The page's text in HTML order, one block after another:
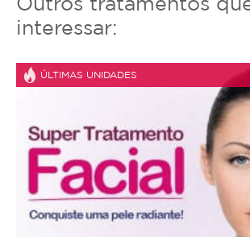
interessar:
ÚLTIMAS UNIDADES